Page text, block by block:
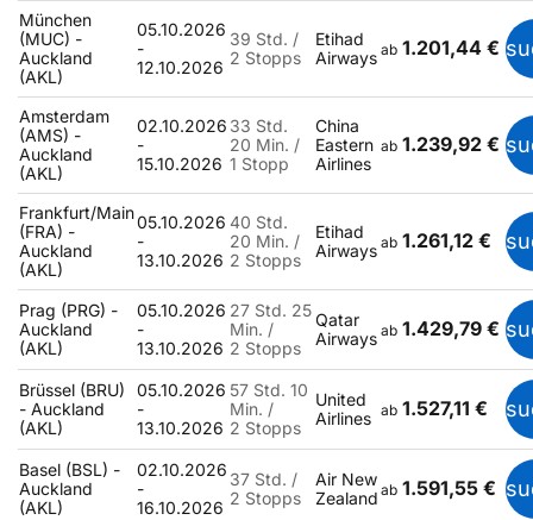
München
(MUC) -
Auckland
(AKL)
05.10.2026
-
12.10.2026
39 Std. /
2 Stopps
Etihad
Airways ab 1.201,44 €
Amsterdam
(AMS) -
Auckland
(AKL)
02.10.2026
-
15.10.2026
33 Std.
20 Min. /
1 Stopp
China
Eastern
Airlines
ab 1.239,92 €
Frankfurt/Main
(FRA) -
Auckland
(AKL)
05.10.2026
-
13.10.2026
40 Std.
20 Min. /
2 Stopps
Etihad
Airways ab 1.261,12 €
Prag (PRG) -
Auckland
(AKL)
05.10.2026
-
13.10.2026
27 Std. 25
Min. /
2 Stopps
Qatar
Airways ab 1.429,79 €
Brüssel (BRU)
- Auckland
(AKL)
05.10.2026
-
13.10.2026
57 Std. 10
Min. /
2 Stopps
United
Airlines ab 1.527,11 €
Basel (BSL) -
Auckland
(AKL)
02.10.2026
-
16.10.2026
37 Std. /
2 Stopps
Air New
Zealand ab 1.591,55 €